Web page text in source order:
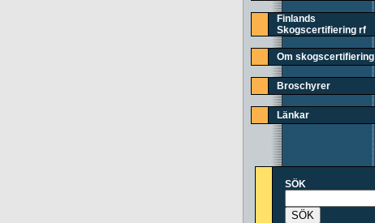
Finlands
Skogscertifiering rf
Om skogscertifiering
Broschyrer
Länkar
SÖK